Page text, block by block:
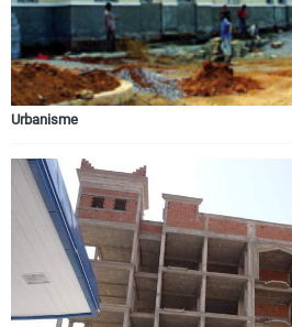
Urbanisme